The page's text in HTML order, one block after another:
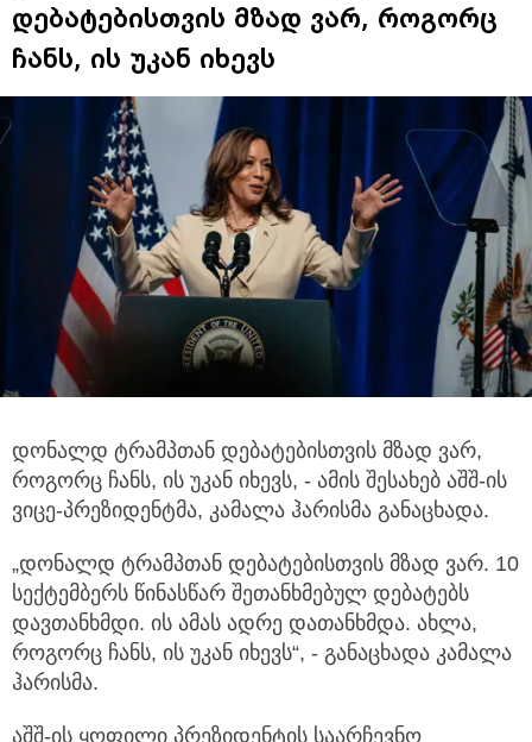
დებატებისთვის მზად ვარ, როგორც
ჩანს, ის უკან იხევს
დონალდ ტრამპთან დებატებისთვის მზად ვარ,
როგორც ჩანს, ის უკან იხევს, - ამის შესახებ აშშ-ის
ვიცე-პრეზიდენტმა, კამალა ჰარისმა განაცხადა.
„დონალდ ტრამპთან დებატებისთვის მზად ვარ. 10
სექტემბერს წინასწარ შეთანხმებულ დებატებს
დავთანხმდი. ის ამას ადრე დათანხმდა. ახლა,
როგორც ჩანს, ის უკან იხევს“, - განაცხადა კამალა
ჰარისმა.
აშშ-ის ყოფილი პრეზიდენტის საარჩევნო